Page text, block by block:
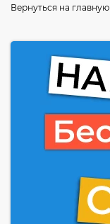
Вернуться на главную